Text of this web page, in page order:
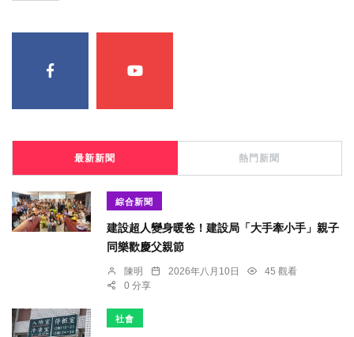
最新新聞 熱門新聞
綜合新聞
建設超人變身暖爸！建設局「大手牽小手」親子
同樂歡慶父親節
陳明 2026年八月10日
45 觀看
0 分享
社會